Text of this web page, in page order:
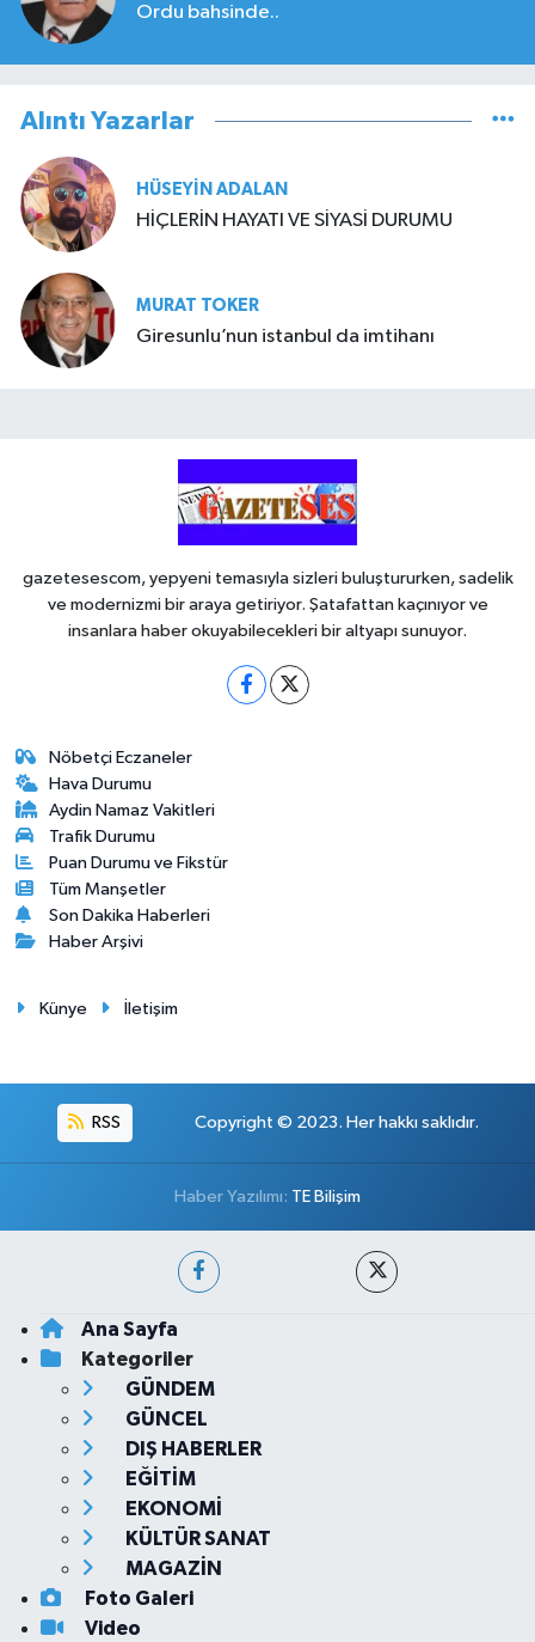
Ordu bahsinde..
Alıntı Yazarlar
HÜSEYIN ADALAN
HİÇLERİN HAYATI VE SİYASİ DURUMU
MURAT TOKER
Giresunlu’nun istanbul da imtihanı
gazetesescom, yepyeni temasıyla sizleri buluştururken, sadelik
ve modernizmi bir araya getiriyor. Şatafattan kaçınıyor ve
insanlara haber okuyabilecekleri bir altyapı sunuyor.
Nöbetçi Eczaneler
Hava Durumu
Aydin Namaz Vakitleri
Trafik Durumu
Puan Durumu ve Fikstür
Tüm Manşetler
Son Dakika Haberleri
Haber Arşivi
Künye İletişim
RSS Copyright © 2023. Her hakkı saklıdır.
Haber Yazılımı: TE Bilişim
Ana Sayfa
Kategoriler
GÜNDEM
GÜNCEL
DIŞ HABERLER
EĞİTİM
EKONOMİ
KÜLTÜR SANAT
MAGAZİN
Foto Galeri
Video